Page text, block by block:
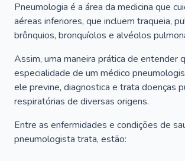
Pneumologia é a área da medicina que
aéreas inferiores, que incluem traqueia,
brônquios, bronquíolos e alvéolos
Assim, uma maneira prática de entender
especialidade de um médico
ele previne, diagnostica e trata doenças
respiratórias de diversas origens.
Entre as enfermidades e condições de
pneumologista trata, estão: